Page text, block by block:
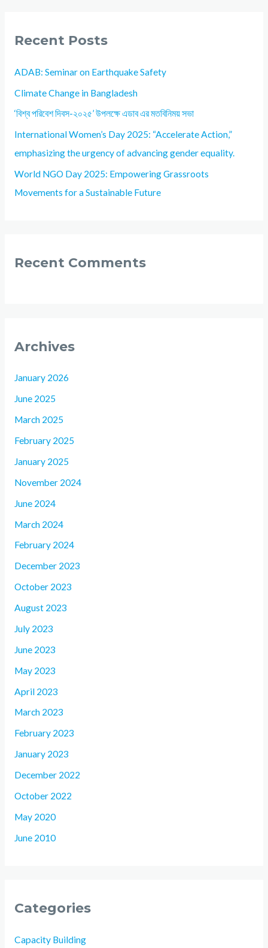
Recent Posts
ADAB: Seminar on Earthquake Safety
Climate Change in Bangladesh
‘বিশ্ব পরিবেশ দিবস-২০২৫’ উপলক্ষে এডাব এর মতবিনিময় সভা
International Women’s Day 2025: “Accelerate Action,”
emphasizing the urgency of advancing gender equality.
World NGO Day 2025: Empowering Grassroots
Movements for a Sustainable Future
Recent Comments
Archives
January 2026
June 2025
March 2025
February 2025
January 2025
November 2024
June 2024
March 2024
February 2024
December 2023
October 2023
August 2023
July 2023
June 2023
May 2023
April 2023
March 2023
February 2023
January 2023
December 2022
October 2022
May 2020
June 2010
Categories
Capacity Building